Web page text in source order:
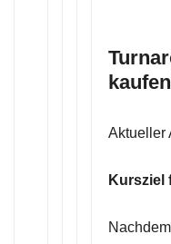
Aktueller
Kursziel